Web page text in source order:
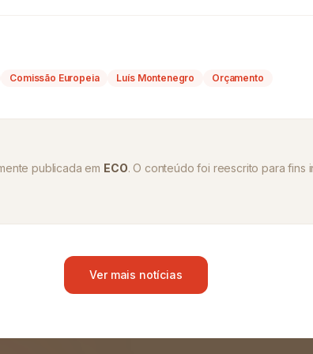
Comissão Europeia Luís Montenegro Orçamento
publicada em ECO. O conteúdo foi reescrito para fins
Ver mais notícias